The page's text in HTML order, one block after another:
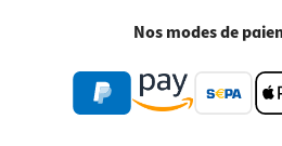
Nos modes de